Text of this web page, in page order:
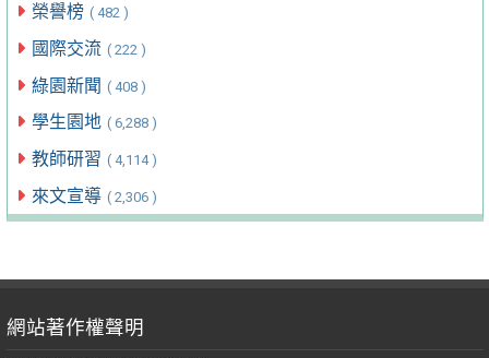
榮譽榜 ( 482 )
國際交流 ( 222 )
綠園新聞 ( 408 )
學生園地 ( 6,288 )
教師研習 ( 4,114 )
來文宣導 ( 2,306 )
網站著作權聲明